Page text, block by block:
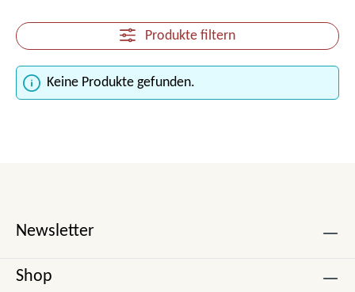
Produkte filtern
Keine Produkte gefunden.
Newsletter
Shop